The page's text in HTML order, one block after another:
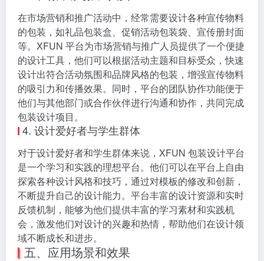
个体创业者和自由职业者在开展业务时，常常需要为自
己的产品或服务设计包装。XFUN 平台的零门槛特性使
他们能够轻松上手，将自己的创意和想法转化为实际的
包装设计，无需依赖外部设计资源，降低了创业成本和
运营风险。而且，平台丰富的设计资源和强大的功能，
能够帮助他们打造出具有个性和差异化的包装设计，为
自己的品牌树立独特的形象，吸引更多客户。
3. 市场营销与推广人员
在市场营销和推广活动中，经常需要设计各种宣传物料
的包装，如礼品包装盒、促销活动包装袋、宣传册封面
等。XFUN 平台为市场营销与推广人员提供了一个便捷
的设计工具，他们可以根据活动主题和目标受众，快速
设计出符合活动氛围和品牌风格的包装，增强宣传物料
的吸引力和传播效果。同时，平台的团队协作功能便于
他们与其他部门或合作伙伴进行沟通和协作，共同完成
包装设计项目。
4. 设计爱好者与学生群体